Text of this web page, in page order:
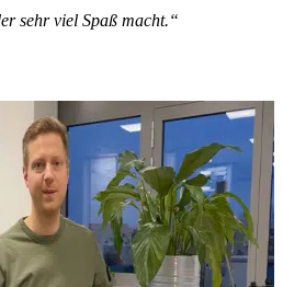
sehr viel Spaß macht.“